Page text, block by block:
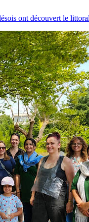
ont découvert le